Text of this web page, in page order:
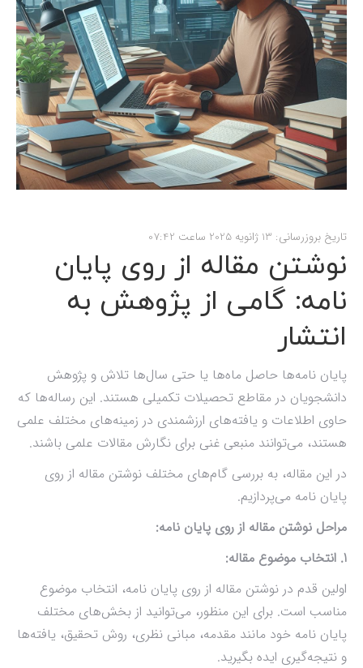
تاریخ بروزرسانی: 13 ژانویه 2025 ساعت 07:42
نوشتن مقاله از روی پایان
نامه: گامی از پژوهش به
انتشار
پایان نامه‌ها حاصل ماه‌ها یا حتی سال‌ها تلاش و پژوهش
دانشجویان در مقاطع تحصیلات تکمیلی هستند. این رساله‌ها که
حاوی اطلاعات و یافته‌های ارزشمندی در زمینه‌های مختلف علمی
هستند، می‌توانند منبعی غنی برای نگارش مقالات علمی باشند.
در این مقاله، به بررسی گام‌های مختلف نوشتن مقاله از روی
پایان نامه می‌پردازیم.
مراحل نوشتن مقاله از روی پایان نامه:
1. انتخاب موضوع مقاله:
اولین قدم در نوشتن مقاله از روی پایان نامه، انتخاب موضوع
مناسب است. برای این منظور، می‌توانید از بخش‌های مختلف
پایان نامه خود مانند مقدمه، مبانی نظری، روش تحقیق، یافته‌ها
و نتیجه‌گیری ایده بگیرید.